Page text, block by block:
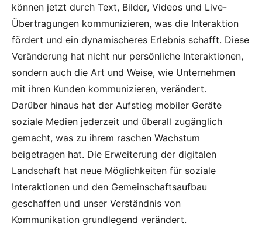
können jetzt durch Text, Bilder, Videos und Live-
Übertragungen kommunizieren, was die Interaktion
fördert und ein dynamischeres Erlebnis schafft. Diese
Veränderung hat nicht nur persönliche Interaktionen,
sondern auch die Art und Weise, wie Unternehmen
mit ihren Kunden kommunizieren, verändert.
Darüber hinaus hat der Aufstieg mobiler Geräte
soziale Medien jederzeit und überall zugänglich
gemacht, was zu ihrem raschen Wachstum
beigetragen hat. Die Erweiterung der digitalen
Landschaft hat neue Möglichkeiten für soziale
Interaktionen und den Gemeinschaftsaufbau
geschaffen und unser Verständnis von
Kommunikation grundlegend verändert.